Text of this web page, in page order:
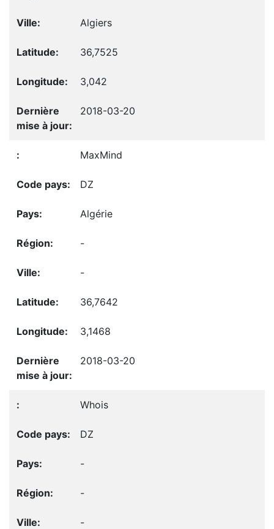
Algiers
36,7525
3,042
2018-03-20
MaxMind
DZ
Algérie
-
-
36,7642
3,1468
2018-03-20
Whois
DZ
-
-
-